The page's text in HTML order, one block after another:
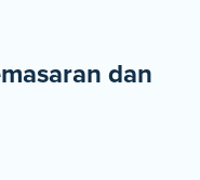
dan